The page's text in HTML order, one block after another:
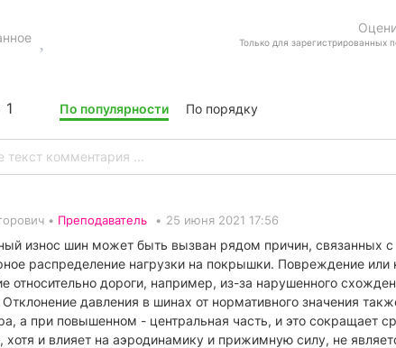
Только для зарегистрированных
1 По популярности По порядку
• Преподаватель • 25 июня 2021 17:56
износ шин может быть вызван рядом причин, связанных
распределение нагрузки на покрышки. Повреждение или
относительно дороги, например, из-за нарушенного
Отклонение давления в шинах от нормативного значения
а при повышенном - центральная часть, и это
хотя и влияет на аэродинамику и прижимную силу, не